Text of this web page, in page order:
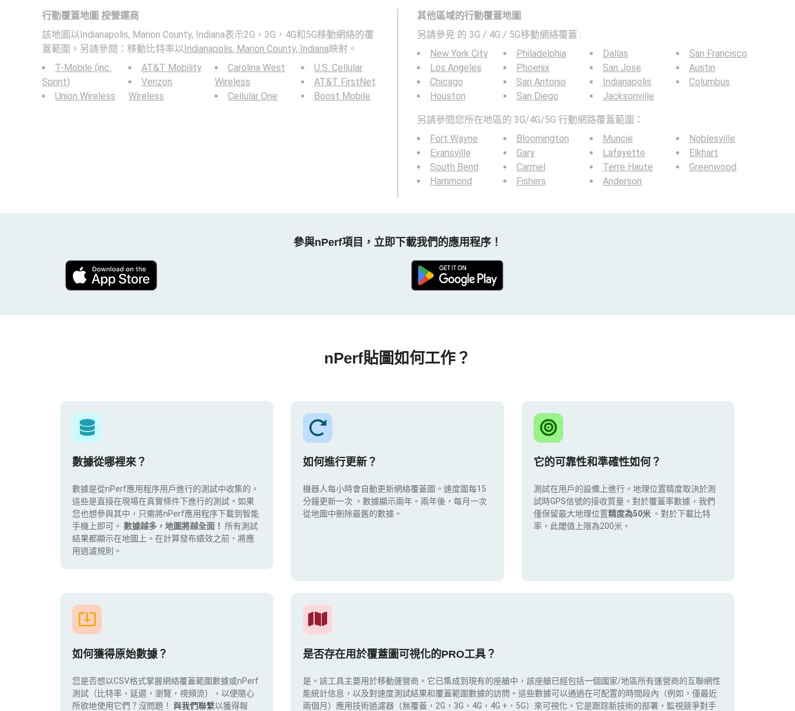
行動覆蓋地圖 按營運商
該地圖以Indianapolis, Marion County, Indiana表示2G，3G，4G和5G移動網絡的覆
蓋範圍。另請參閱：移動比特率以Indianapolis, Marion County, Indiana映射。
T-Mobile (inc.
Sprint)
Union Wireless
AT&T Mobility
Verizon
Wireless
Carolina West
Wireless
Cellular One
U.S. Cellular
AT&T FirstNet
Boost Mobile
其他區域的行動覆蓋地圖
另請參見 的 3G / 4G / 5G移動網絡覆蓋 :
New York City
Los Angeles
Chicago
Houston
Philadelphia
Phoenix
San Antonio
San Diego
Dallas
San Jose
Indianapolis
Jacksonville
San Francisco
Austin
Columbus
另請參閱您所在地區的 3G/4G/5G 行動網路覆蓋範圍：
Fort Wayne
Evansville
South Bend
Hammond
Bloomington
Gary
Carmel
Fishers
Muncie
Lafayette
Terre Haute
Anderson
Noblesville
Elkhart
Greenwood
參與nPerf項目，立即下載我們的應用程序！
nPerf貼圖如何工作？
數據從哪裡來？
數據是從nPerf應用程序用戶進行的測試中收集的。
這些是直接在現場在真實條件下進行的測試。如果
您也想參與其中，只需將nPerf應用程序下載到智能
手機上即可。 數據越多，地圖將越全面！ 所有測試
結果都顯示在地圖上。在計算發布績效之前，將應
用過濾規則。
如何進行更新？
機器人每小時會自動更新網絡覆蓋圖。速度圖每15
分鐘更新一次 。數據顯示兩年。兩年後，每月一次
從地圖中刪除最舊的數據。
它的可靠性和準確性如何？
測試在用戶的設備上進行。地理位置精度取決於測
試時GPS信號的接收質量。對於覆蓋率數據，我們
僅保留最大地理位置精度為50米 。對於下載比特
率，此閾值上限為200米。
如何獲得原始數據？
您是否想以CSV格式掌握網絡覆蓋範圍數據或nPerf
測試（比特率，延遲，瀏覽，視頻流），以便隨心
所欲地使用它們？沒問題！ 與我們聯繫以獲得報
是否存在用於覆蓋圖可視化的PRO工具？
是。該工具主要用於移動運營商。它已集成到現有的座艙中，該座艙已經包括一個國家/地區所有運營商的互聯網性
能統計信息，以及對速度測試結果和覆蓋範圍數據的訪問。這些數據可以通過在可配置的時間段內（例如，僅最近
兩個月）應用技術過濾器（無覆蓋，2G，3G，4G，4G +，5G）來可視化。它是跟踪新技術的部署，監視競爭對手